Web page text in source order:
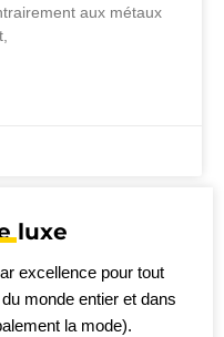
aux métaux
luxe
excellence pour tout
monde entier et dans
la mode).